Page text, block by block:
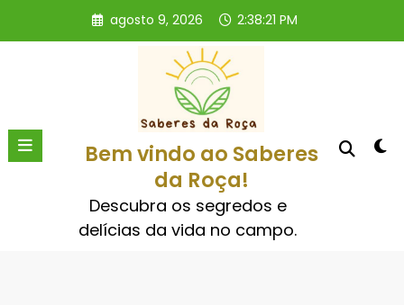
o
agosto 9, 2026 2:38:22 PM
Bem vindo ao Saberes
da Roça!
Descubra os segredos e
delícias da vida no campo.